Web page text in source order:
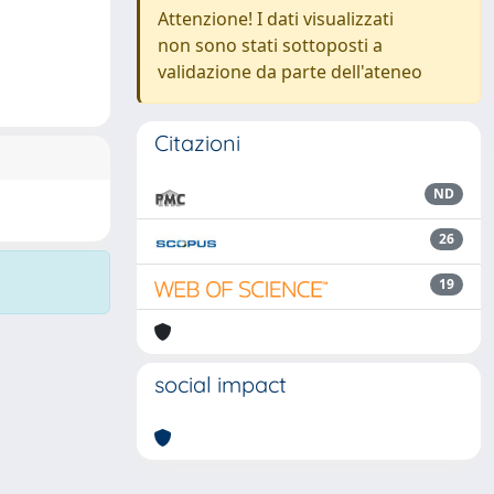
Attenzione! I dati visualizzati
non sono stati sottoposti a
validazione da parte dell'ateneo
Citazioni
ND
26
19
social impact